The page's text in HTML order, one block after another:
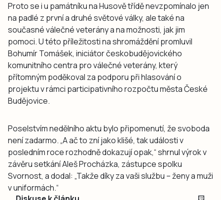
Proto se i u památníku na Husově třídě nevzpomínalo jen
na padlé z první a druhé světové války, ale také na
současné válečné veterány a na možnosti, jak jim
pomoci. U této příležitosti na shromáždění promluvil
Bohumír Tomášek, iniciátor českobudějovického
komunitního centra pro válečné veterány, který
přítomným poděkoval za podporu při hlasování o
projektu v rámci participativního rozpočtu města České
Budějovice.
Poselstvím nedělního aktu bylo připomenutí, že svoboda
není zadarmo. „A ač to zní jako klišé, tak události v
posledním roce rozhodně dokazují opak,“ shrnul výrok v
závěru setkání Aleš Procházka, zástupce spolku
Svornost, a dodal: „Takže díky za vaši službu – ženy a muži
v uniformách.“